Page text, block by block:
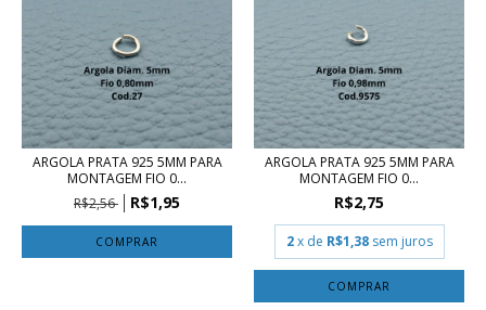
ARGOLA PRATA 925 5MM PARA
MONTAGEM FIO 0...
R$2,56
R$1,95
COMPRAR
ARGOLA PRATA 925 5MM PARA
MONTAGEM FIO 0...
R$2,75
2 x de R$1,38 sem juros
COMPRAR